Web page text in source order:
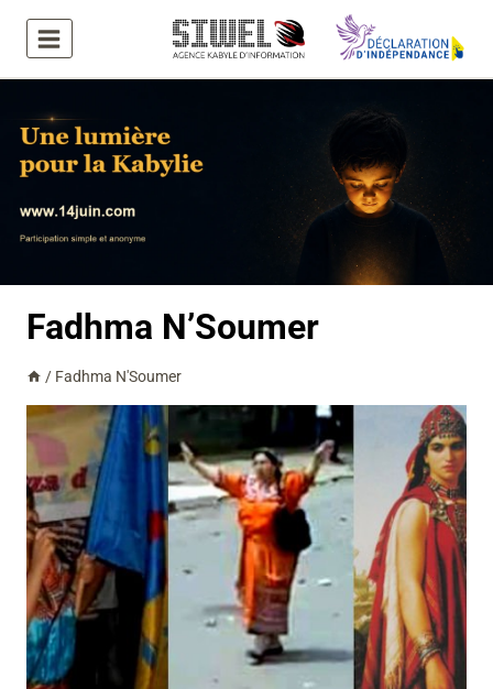
contenu
Fadhma N’Soumer
/ Fadhma N'Soumer